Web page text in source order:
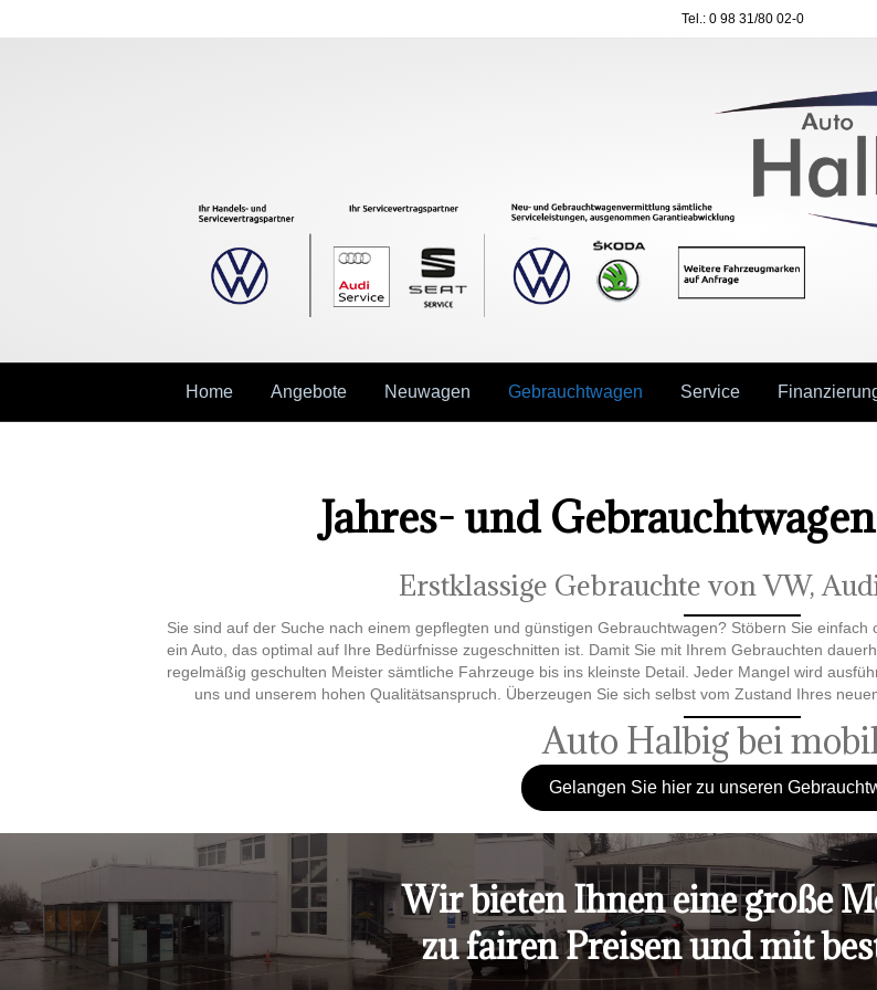
Tel.: 0 98 31/80 02-0
Home Angebote Neuwagen Gebrauchtwagen Service
Jahres- und Gebrauchtwagen
Erstklassige Gebrauchte von VW,
Sie sind auf der Suche nach einem gepflegten und günstigen Gebrauchtwagen? Stöbern Sie
ein Auto, das optimal auf Ihre Bedürfnisse zugeschnitten ist. Damit Sie mit Ihrem Gebrauchten
regelmäßig geschulten Meister sämtliche Fahrzeuge bis ins kleinste Detail. Jeder Mangel wird
uns und unserem hohen Qualitätsanspruch. Überzeugen Sie sich selbst vom Zustand Ihres
Auto Halbig bei
Gelangen Sie hier zu unseren
Wir bieten Ihnen eine große
zu fairen Preisen und mit